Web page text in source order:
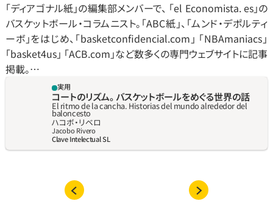
「ディアゴナル紙」の編集部メンバーで、 「el Economista. es」の
バスケットボール‧コラムニスト。「ABC紙」、「ムンド‧デポルティ
ーボ」をはじめ、「basketconfidencial.com」 「NBAmaniacs」
「basket4us」 「ACB.com」など数多くの専門ウェブサイトに記事
掲載。…
実用
コートのリズム。 バスケットボールをめぐる世界の話
El ritmo de la cancha. Historias del mundo alrededor del
baloncesto
ハコボ‧リベロ
Jacobo Rivero
Clave Intelectual SL